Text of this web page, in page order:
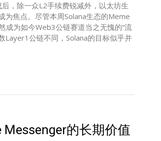
，除一众L2手续费锐减外，以太坊生
为焦点。尽管本周Solana生态的Meme
成为如今Web3公链赛道当之无愧的“流
Layer1公链不同，Solana的目标似乎并
Messenger的长期价值